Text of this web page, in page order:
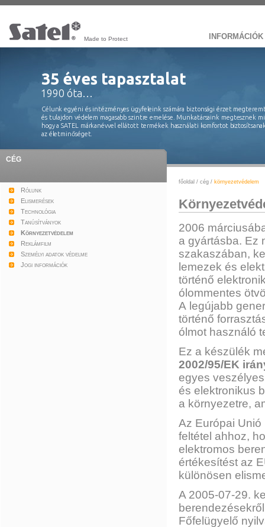
Made to Protect INFORMÁCIÓK
35 éves tapasztalat
1990 óta…
Célunk egyéni és intézményes ügyfeleink számára biztonsági érzet
és tulajdon védelem magasabb szintre emelése. Munkatársaink megtesznek
hogy a SATEL márkanévvel ellátott termékek használati komfortot
az életminőséget.
CÉG
Rólunk
Elismerések
Technológia
Tanúsítványok
Környezetvédelem
Reklámfilm
Személyi adatok védelme
Jogi információk
főoldal / cég / környezetvédelem
2006
a gyártásba. Ez
szakaszában,
lemezek és
történő
ólommentes
A legújabb
történő
ólmot használó
Ez a készülék
2002/95/EK
egyes
és elektronikus
a környezetre,
Az Európai
feltétel ahhoz,
elektromos
értékesítést az
különösen
A 2005-07-29.
Főfelügyelő